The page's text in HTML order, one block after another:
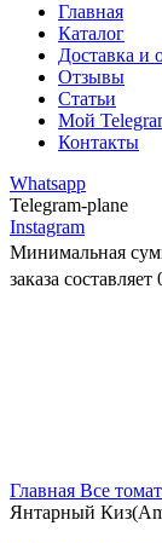
Главная
Каталог
Доставка и
Отзывы
Статьи
Мой
Контакты
Whatsapp
Telegram-plane
Instagram
Минимальная
заказа составляет
Главная Все
Янтарный